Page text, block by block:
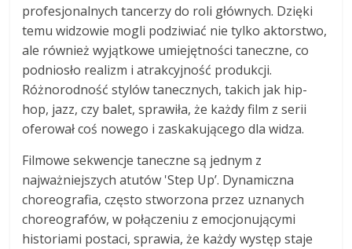
profesjonalnych tancerzy do roli głównych. Dzięki
temu widzowie mogli podziwiać nie tylko aktorstwo,
ale również wyjątkowe umiejętności taneczne, co
podniosło realizm i atrakcyjność produkcji.
Różnorodność stylów tanecznych, takich jak hip-
hop, jazz, czy balet, sprawiła, że każdy film z serii
oferował coś nowego i zaskakującego dla widza.
Filmowe sekwencje taneczne są jednym z
najważniejszych atutów 'Step Up’. Dynamiczna
choreografia, często stworzona przez uznanych
choreografów, w połączeniu z emocjonującymi
historiami postaci, sprawia, że każdy występ staje